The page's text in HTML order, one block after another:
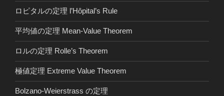
ロピタルの定理 l’Hôpital’s Rule
平均値の定理 Mean-Value Theorem
ロルの定理 Rolle’s Theorem
極値定理 Extreme Value Theorem
Bolzano-Weierstrass の定理